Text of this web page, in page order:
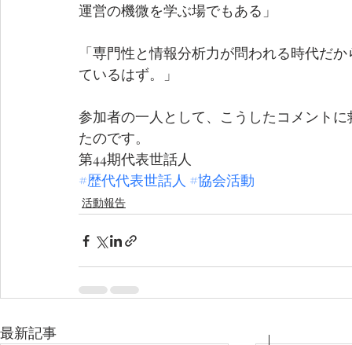
運営の機微を学ぶ場でもある」
「専門性と情報分析力が問われる時代だ
ているはず。」
参加者の一人として、こうしたコメント
たのです。
第44期代表世話人
#歴代代表世話人 #協会活動
活動報告
最新記事